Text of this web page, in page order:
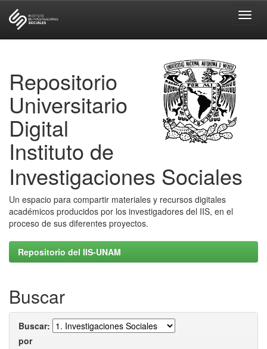
Repositorio
Universitario
Digital
Instituto de
Investigaciones Sociales
Un espacio para compartir materiales y recursos digitales
académicos producidos por los investigadores del IIS, en el
proceso de sus diferentes proyectos.
Repositorio del IIS-UNAM
Buscar
Buscar:
por